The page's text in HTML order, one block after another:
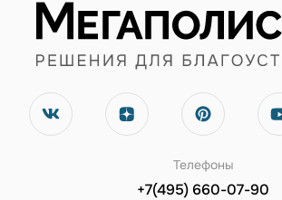
Телефоны
+7(495) 660-07-90